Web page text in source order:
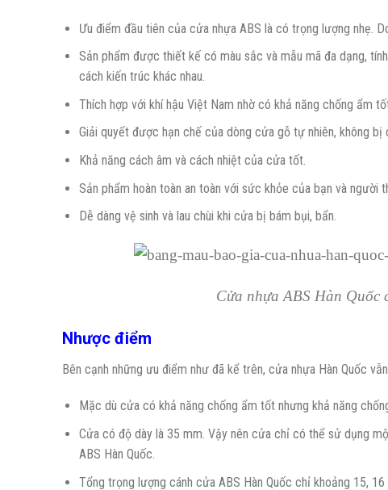
Ưu điểm đầu tiên của cửa nhựa ABS là có trọng lượng nhẹ.
Sản phẩm được thiết kế có màu sắc và mẫu mã đa dạng,
cách kiến trúc khác nhau.
Thích hợp với khí hậu Việt Nam nhờ có khả năng chống ẩm
Giải quyết được hạn chế của dòng cửa gỗ tự nhiên, không bị
Khả năng cách âm và cách nhiệt của cửa tốt.
Sản phẩm hoàn toàn an toàn với sức khỏe của bạn và người
Dễ dàng vệ sinh và lau chùi khi cửa bị bám bụi, bẩn.
Cửa nhựa ABS Hàn Quốc
Nhược điểm
Bên cạnh những ưu điểm như đã kể trên, cửa nhựa Hàn Quốc
Mặc dù cửa có khả năng chống ẩm tốt nhưng khả năng
Cửa có độ dày là 35 mm. Vậy nên cửa chỉ có thể sử dụng
ABS Hàn Quốc.
Tổng trọng lượng cánh cửa ABS Hàn Quốc chỉ khoảng 15,